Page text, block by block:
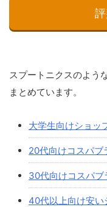
スプートニクスのよう
まとめています。
大学生向けショッ
20代向けコスパブ
30代向けコスパブ
40代以上向け安い